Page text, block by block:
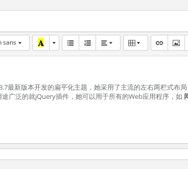
sans
最新版本开发的扁平化主题，她采用了主流的左右两栏式布
广泛的就jQuery插件，她可以用于所有的Web应用程序，如